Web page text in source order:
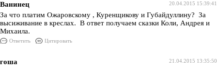
20.04.2015 15:39:41
Ванинец
За что платим Ожаровскому , Куренщикову и Губайдуллину? За
высиживание в креслах. В ответ получаем сказки Коли, Андрея и
Михаила.
Ответить Цитировать
21.04.2015 13:35:50
гоша